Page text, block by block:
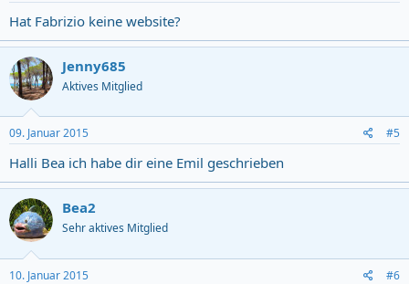
Hat Fabrizio keine website?
Jenny685
Aktives Mitglied
09. Januar 2015 #5
Halli Bea ich habe dir eine Emil geschrieben
Bea2
Sehr aktives Mitglied
10. Januar 2015 #6